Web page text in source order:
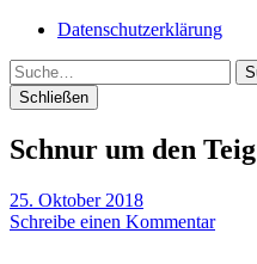
Datenschutzerklärung
Suche
Schließen
Schnur um den Teig
25. Oktober 2018
Schreibe einen Kommentar